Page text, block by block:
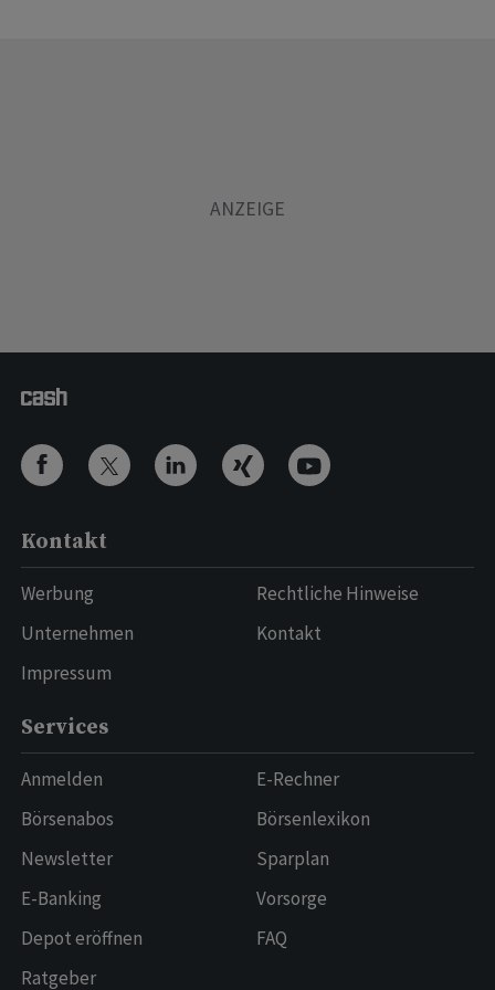
Kontakt
Werbung
Unternehmen
Impressum
Rechtliche Hinweise
Kontakt
Services
Anmelden
Börsenabos
Newsletter
E-Banking
Depot eröffnen
Ratgeber
E-Rechner
Börsenlexikon
Sparplan
Vorsorge
FAQ